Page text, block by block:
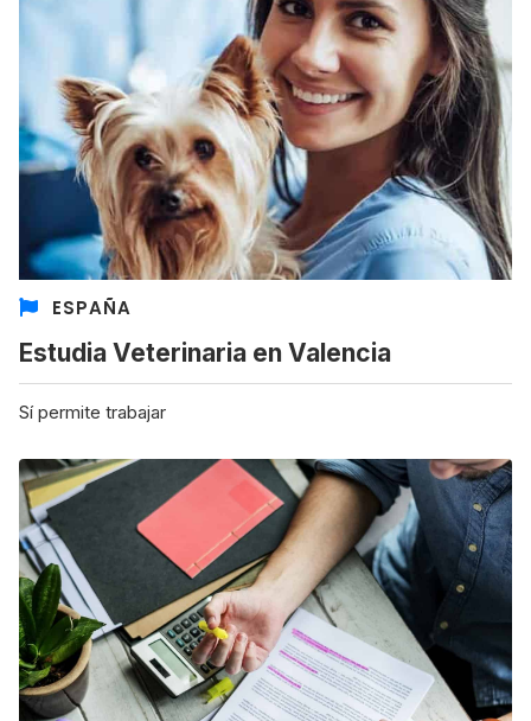
ESPAÑA
Estudia Veterinaria en Valencia
Sí permite trabajar